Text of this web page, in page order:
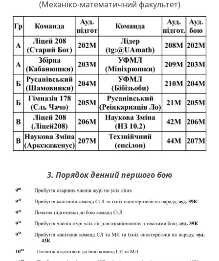
(Механіко-математичний факультет)
3. Порядок денний першого бою